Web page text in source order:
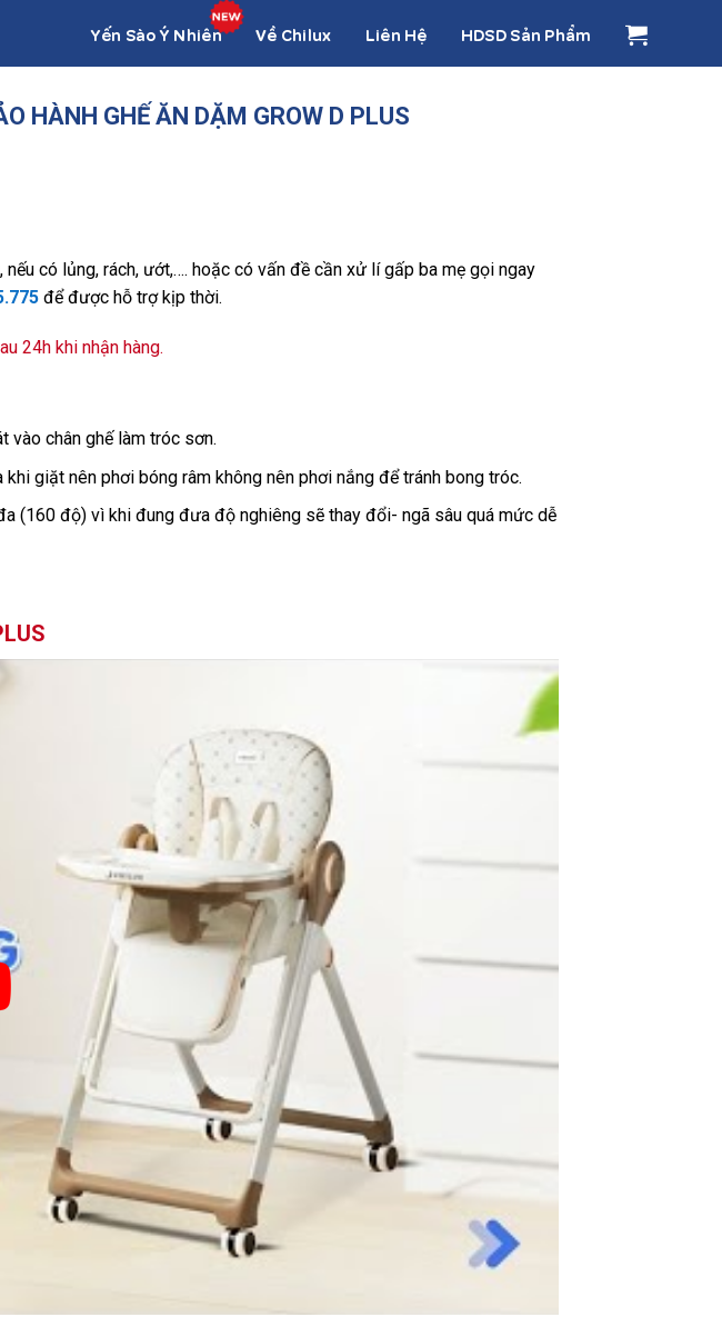
Yến Sào Ý Nhiên Về Chilux Liên Hệ HDSD Sản Phẩm
HÀNH GHẾ ĂN DẶM GROW D PLUS
có lủng, rách, ướt,…. hoặc có vấn đề cần xử lí gấp ba mẹ gọi ngay
để được hỗ trợ kịp thời.
24h khi nhận hàng.
vào chân ghế làm tróc sơn.
giặt nên phơi bóng râm không nên phơi nắng để tránh bong tróc.
(160 độ) vì khi đung đưa độ nghiêng sẽ thay đổi- ngã sâu quá mức dễ